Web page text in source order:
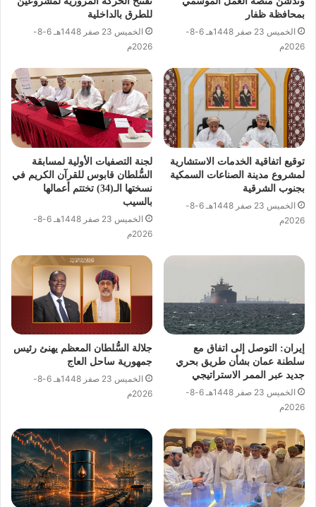
بمحافظة ظفار
الخميس 23 صفر 1448هـ 6-8-
2026م
للطرق بالداخلية
الخميس 23 صفر 1448هـ 6-8-
2026م
توقيع اتفاقية الخدمات الاستشارية
لمشروع مدينة الصناعات السمكية
بجنوب الشرقية
الخميس 23 صفر 1448هـ 6-8-
2026م
لجنة التصفيات الأولية لمسابقة
السُّلطان قابوس للقرآن الكريم في
نسختها الـ(34) تختتم أعمالها
بالسيب
الخميس 23 صفر 1448هـ 6-8-
2026م
إيران: التوصل إلى اتفاق مع
سلطنة عمان بشأن طريق بحري
جديد عبر الممر الاستراتيجي
الخميس 23 صفر 1448هـ 6-8-
2026م
جلالة السُّلطان المعظم يهنئ رئيس
جمهورية ساحل العاج
الخميس 23 صفر 1448هـ 6-8-
2026م